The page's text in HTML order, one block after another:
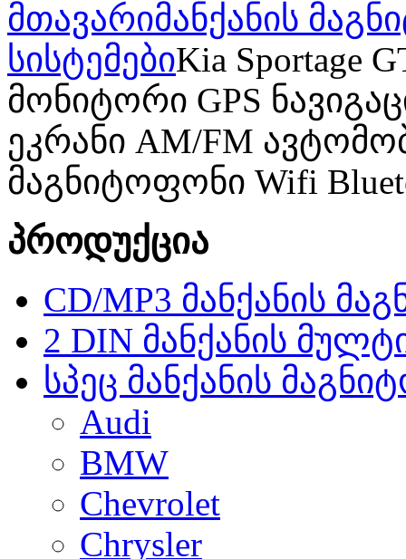
მთავარიმანქანის
სისტემებიKia Sportage
მონიტორი GPS
ეკრანი AM/FM
მაგნიტოფონი Wifi
პროდუქცია
CD/MP3 მანქანის
2 DIN მანქანის
სპეც მანქანის
Audi
BMW
Chevrolet
Chrysler